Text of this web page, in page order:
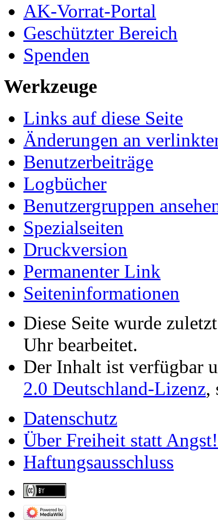
AK-Vorrat-Portal
Geschützter Bereich
Spenden
Werkzeuge
Links auf diese Seite
Änderungen an
Benutzerbeiträge
Logbücher
Benutzergruppen
Spezialseiten
Druckversion
Permanenter Link
Seiten­­informationen
Diese Seite wurde
Uhr bearbeitet.
Der Inhalt ist verfügbar
2.0 Deutschland-Lizenz,
Datenschutz
Über Freiheit statt Angst!
Haftungsausschluss